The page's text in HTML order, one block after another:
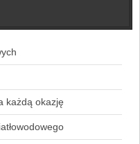
każdą okazję